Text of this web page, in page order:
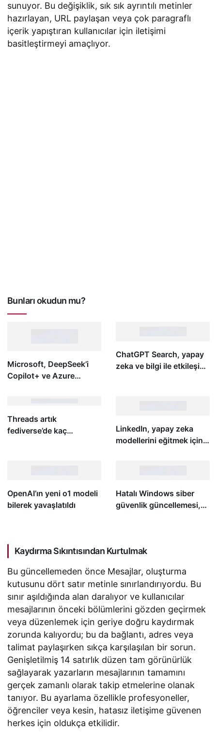
sunuyor. Bu değişiklik, sık sık ayrıntılı metinler
hazırlayan, URL paylaşan veya çok paragraflı
içerik yapıştıran kullanıcılar için iletişimi
basitleştirmeyi amaçlıyor.
Bunları okudun mu?
Microsoft, DeepSeek’i
Copilot+ ve Azure
ChatGPT Search, yapay
zeka ve bilgi ile etkileşim
Threads artık
fediverse’de kaç
LinkedIn, yapay zeka
modellerini eğitmek için
OpenAI’ın yeni o1 modeli
bilerek yavaşlatıldı
Hatalı Windows siber
güvenlik güncellemesi,
Kaydırma Sıkıntısından Kurtulmak
Bu güncellemeden önce Mesajlar, oluşturma
kutusunu dört satır metinle sınırlandırıyordu. Bu
sınır aşıldığında alan daralıyor ve kullanıcılar
mesajlarının önceki bölümlerini gözden geçirmek
veya düzenlemek için geriye doğru kaydırmak
zorunda kalıyordu; bu da bağlantı, adres veya
talimat paylaşırken sıkça karşılaşılan bir sorun.
Genişletilmiş 14 satırlık düzen tam görünürlük
sağlayarak yazarların mesajlarının tamamını
gerçek zamanlı olarak takip etmelerine olanak
tanıyor. Bu ayarlama özellikle profesyoneller,
öğrenciler veya kesin, hatasız iletişime güvenen
herkes için oldukça etkilidir.